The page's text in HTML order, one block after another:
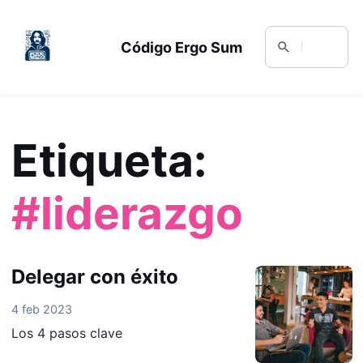
Código Ergo Sum
Etiqueta:
#liderazgo
Delegar con éxito
4 feb 2023
Los 4 pasos clave